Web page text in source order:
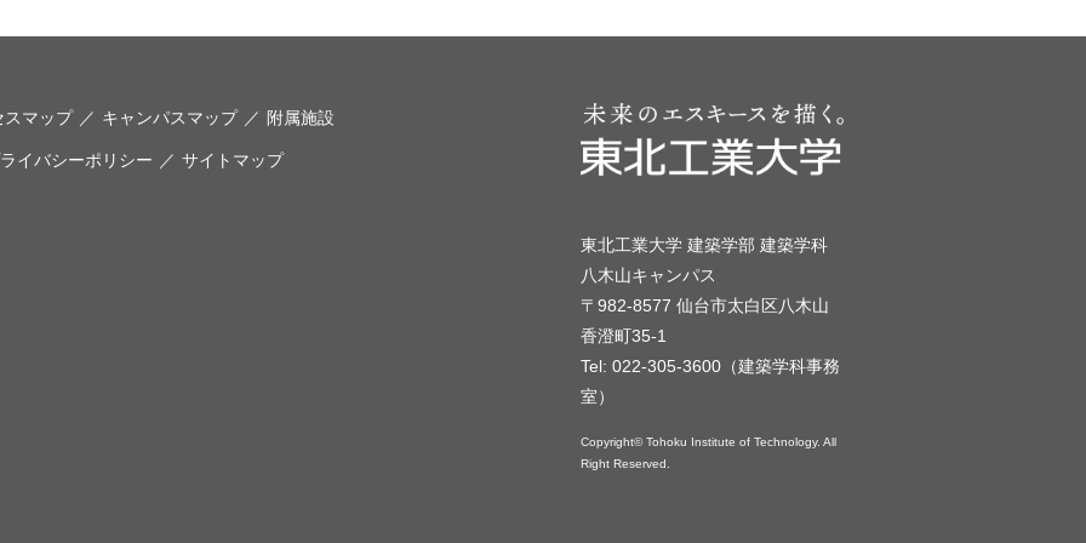
スマップ キャンパスマップ 附属施設
イバシーポリシー サイトマップ
東北工業大学 建築学部 建築学科
八木山キャンパス
〒982-8577 仙台市太白区八木山
香澄町35-1
Tel: 022-305-3600（建築学科事務
室）
Copyright© Tohoku Institute of Technology. All
Right Reserved.